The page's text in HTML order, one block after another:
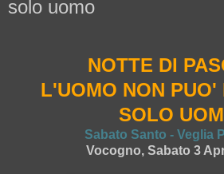
solo uomo
NOTTE DI
L'UOMO NON PUO'
SOLO
Sabato Santo - Veglia
Vocogno, Sabato 3